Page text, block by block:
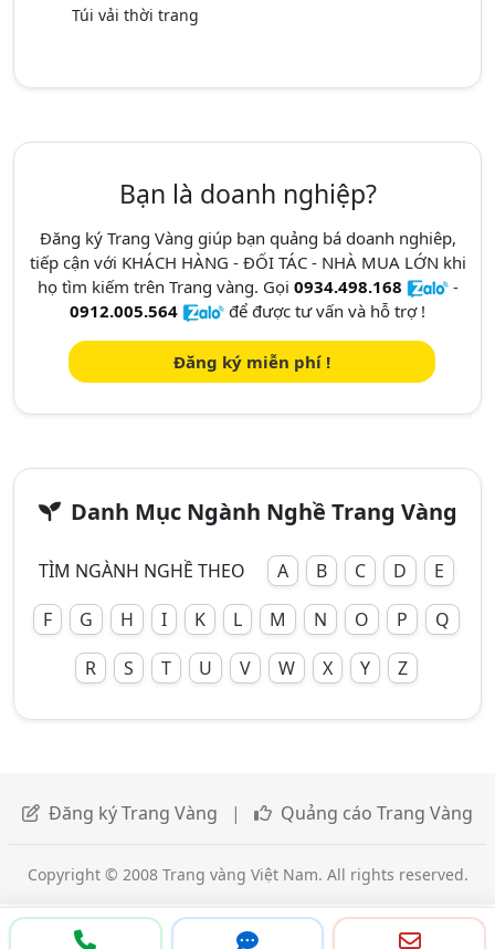
Túi vải thời trang
Bạn là doanh nghiệp?
Đăng ký Trang Vàng giúp bạn quảng bá doanh nghiêp,
tiếp cận với KHÁCH HÀNG - ĐỐI TÁC - NHÀ MUA LỚN khi
họ tìm kiếm trên Trang vàng. Gọi 0934.498.168
-
0912.005.564
để được tư vấn và hỗ trợ !
Đăng ký miễn phí !
Danh Mục Ngành Nghề Trang Vàng
TÌM NGÀNH NGHỀ THEO A B C D
E
F
G H I K L M N O P
Q
R
S T U V W X Y Z
Đăng ký Trang Vàng | Quảng cáo Trang Vàng
Copyright © 2008 Trang vàng Việt Nam. All rights reserved.